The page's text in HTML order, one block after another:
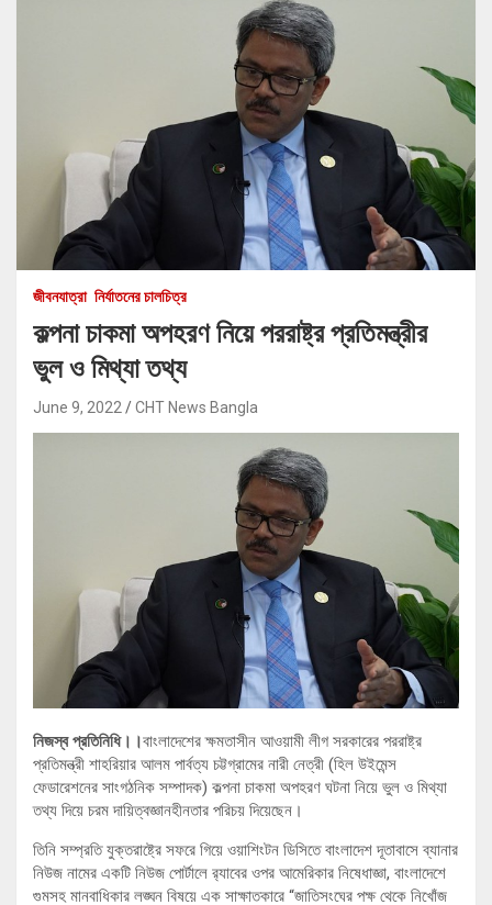
জীবনযাত্রা নির্যাতনের চালচিত্র
কল্পনা চাকমা অপহরণ নিয়ে পররাষ্ট্র প্রতিমন্ত্রীর
ভুল ও মিথ্যা তথ্য
June 9, 2022 CHT News Bangla
নিজস্ব প্রতিনিধি।।বাংলাদেশের ক্ষমতাসীন আওয়ামী লীগ সরকারের পররাষ্ট্র
প্রতিমন্ত্রী শাহরিয়ার আলম পার্বত্য চট্টগ্রামের নারী নেত্রী (হিল উইমেন্স
ফেডারেশনের সাংগঠনিক সম্পাদক) কল্পনা চাকমা অপহরণ ঘটনা নিয়ে ভুল ও মিথ্যা
তথ্য দিয়ে চরম দায়িত্বজ্ঞানহীনতার পরিচয় দিয়েছেন।
তিনি সম্প্রতি যুক্তরাষ্ট্রে সফরে গিয়ে ওয়াশিংটন ডিসিতে বাংলাদেশ দূতাবাসে ব্যানার
নিউজ নামের একটি নিউজ পোর্টালে র‌্যাবের ওপর আমেরিকার নিষেধাজ্ঞা, বাংলাদেশে
গুমসহ মানবাধিকার লঙ্ঘন বিষয়ে এক সাক্ষাতকারে “জাতিসংঘের পক্ষ থেকে নিখোঁজ